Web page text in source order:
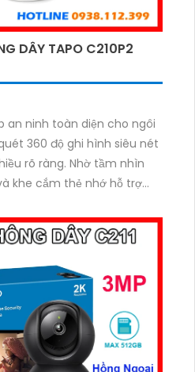
DÂY TAPO C210P2
an ninh toàn diện cho ngôi
360 độ ghi hình siêu nét
rõ ràng. Nhờ tầm nhìn
khe cắm thẻ nhớ hỗ trợ
chuyển động thông minh
đến điện thoại, đảm bảo
mọi tình huống.